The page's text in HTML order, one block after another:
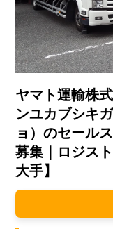
ヤマト運輸株
ンユカブシキ
ョ）のセール
募集｜ロジス
大手】